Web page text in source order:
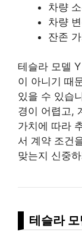
차량
차량
잔존
테슬라 모델
이 아니기 때
있을 수 있습
경이 어렵고,
가치에 따라
서 계약 조건
맞는지 신중
테슬라